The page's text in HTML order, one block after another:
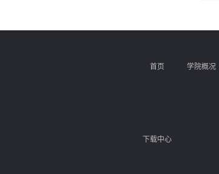
首页 学院概况
下载中心